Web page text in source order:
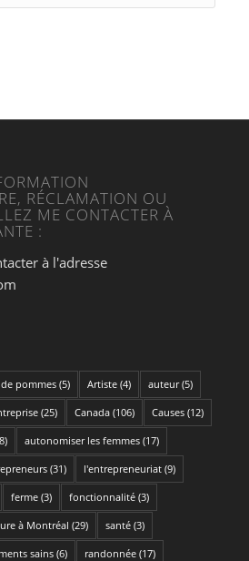
RÉCLAMATION OU
ME CONTACTER À
:
à l'adresse
pommes(5) Artiste(4) auteur(5)
(25) Canada(106) Causes(12)
autonomiser les femmes(17)
(31) l'entrepreneuriat(9)
ferme(3) fonctionnalité(3)
à Montréal (29) santé(3)
sains(6) randonnée(17)